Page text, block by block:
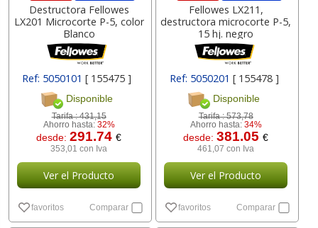
Destructora Fellowes
LX201 Microcorte P-5, color
Blanco
Ref: 5050101[ 155475 ]
Disponible
Tarifa :431,15
Ahorro hasta: 32%
desde:291.74€
353,01 con Iva
Ver el Producto
favoritos Comparar
Fellowes LX211,
destructora microcorte P-5,
15 hj. negro
Ref: 5050201 [ 155478 ]
Disponible
Tarifa :573,78
Ahorro hasta: 34%
desde:381.05€
461,07 con Iva
Ver el Producto
favoritos Comparar